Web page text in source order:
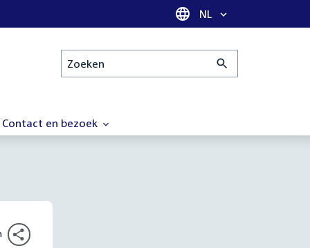
Taal selectie
NL
Zoeken
Contact en bezoek